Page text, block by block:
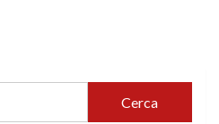
Cerca